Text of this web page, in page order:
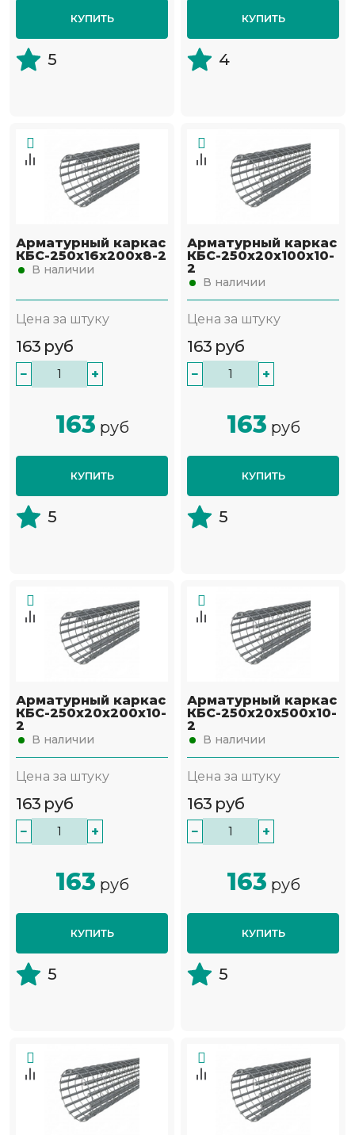
КУПИТЬ
5
КУПИТЬ
4
Арматурный каркас
КБС-250х16х200х8-2
В наличии
Цена за штуку
163 руб
− +
163 руб
КУПИТЬ
5
Арматурный каркас
КБС-250х20х100х10-
2
В наличии
Цена за штуку
163 руб
− +
163 руб
КУПИТЬ
5
Арматурный каркас
КБС-250х20х200х10-
2
В наличии
Цена за штуку
163 руб
− +
163 руб
КУПИТЬ
5
Арматурный каркас
КБС-250х20х500х10-
2
В наличии
Цена за штуку
163 руб
− +
163 руб
КУПИТЬ
5